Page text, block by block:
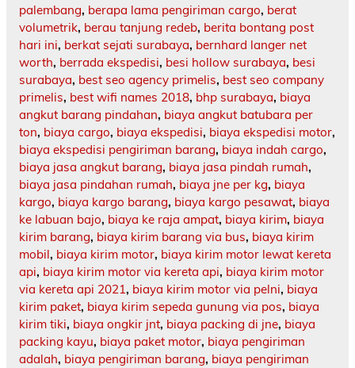
palembang, berapa lama pengiriman cargo, berat
volumetrik, berau tanjung redeb, berita bontang post
hari ini, berkat sejati surabaya, bernhard langer net
worth, berrada ekspedisi, besi hollow surabaya, besi
surabaya, best seo agency primelis, best seo company
primelis, best wifi names 2018, bhp surabaya, biaya
angkut barang pindahan, biaya angkut batubara per
ton, biaya cargo, biaya ekspedisi, biaya ekspedisi motor,
biaya ekspedisi pengiriman barang, biaya indah cargo,
biaya jasa angkut barang, biaya jasa pindah rumah,
biaya jasa pindahan rumah, biaya jne per kg, biaya
kargo, biaya kargo barang, biaya kargo pesawat, biaya
ke labuan bajo, biaya ke raja ampat, biaya kirim, biaya
kirim barang, biaya kirim barang via bus, biaya kirim
mobil, biaya kirim motor, biaya kirim motor lewat kereta
api, biaya kirim motor via kereta api, biaya kirim motor
via kereta api 2021, biaya kirim motor via pelni, biaya
kirim paket, biaya kirim sepeda gunung via pos, biaya
kirim tiki, biaya ongkir jnt, biaya packing di jne, biaya
packing kayu, biaya paket motor, biaya pengiriman
adalah, biaya pengiriman barang, biaya pengiriman